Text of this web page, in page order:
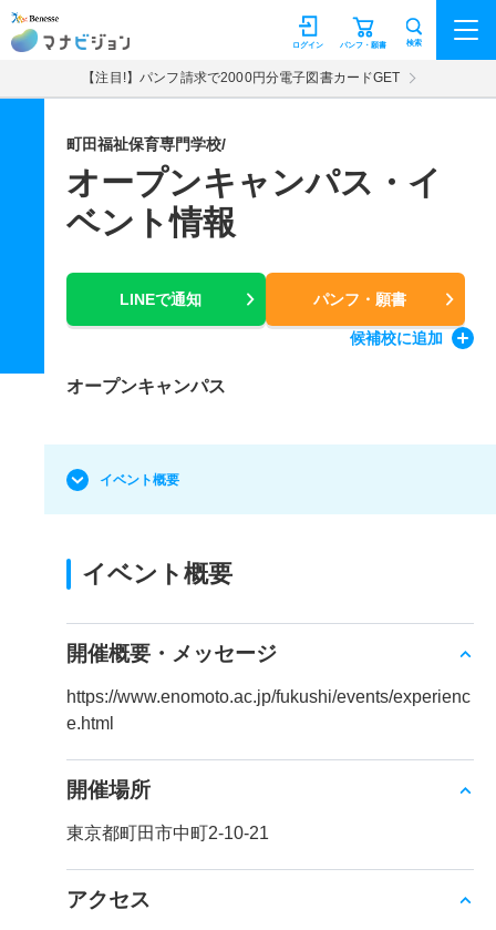
マナビジョン パンフ・願書
ログイン 検索
【注目!】パンフ請求で2000円分電子図書カードGET
町田福祉保育専門学校/
オープンキャンパス・イ
ベント情報
LINEで通知 パンフ・願書
候補校に追加
オープンキャンパス
イベント概要
イベント概要
開催概要・メッセージ
https://www.enomoto.ac.jp/fukushi/events/experienc
e.html
開催場所
東京都町田市中町2-10-21
アクセス